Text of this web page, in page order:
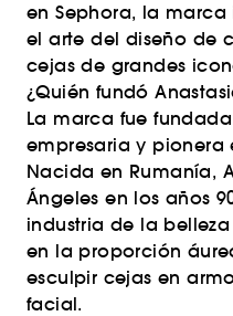
en Sephora, la
el arte del diseño de
cejas de grandes
¿Quién fundó
La marca fue
empresaria y pionera
Nacida en Rumanía,
Ángeles en los años
industria de la
en la proporción
esculpir cejas en
facial.